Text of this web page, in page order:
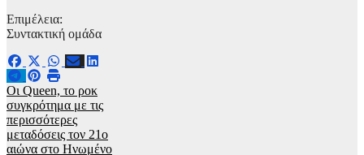
Επιμέλεια:
Συντακτική ομάδα
Πλοήγηση
άρθρων
Οι Queen, το ροκ
συγκρότημα με τις
περισσότερες
μεταδόσεις τον 21ο
αιώνα στο Ηνωμένο